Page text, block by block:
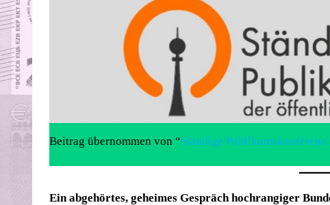
Beitrag übernommen von “Ständige
Ein abgehörtes, geheimes Gespräch hochrangiger